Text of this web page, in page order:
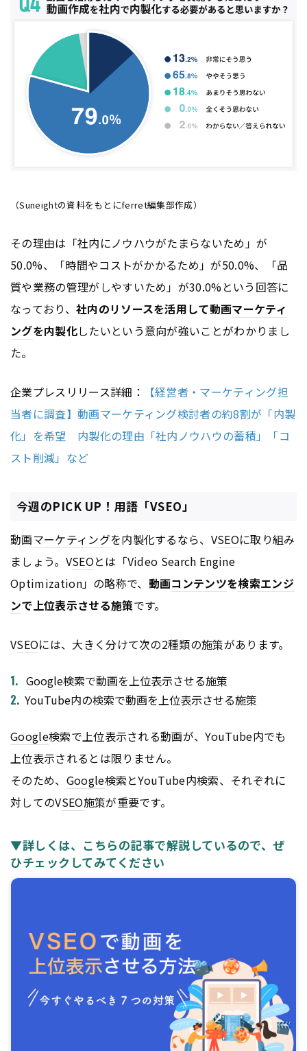
（Suneightの資料をもとにferret編集部作成）
その理由は「社内にノウハウがたまらないため」が
50.0%、「時間やコストがかかるため」が50.0%、「品
質や業務の管理がしやすいため」が30.0%という回答に
なっており、 社内のリソースを活用して動画マーケティ
ングを内製化したいという意向が強いことがわかりまし
た。
企業プレスリリース詳細：
【経営者・マーケティング担
当者に調査】動画マーケティング検討者の約8割が「内製
化」を希望 内製化の理由「社内ノウハウの蓄積」「コ
スト削減」など
今週のPICK UP！用語「VSEO」
動画マーケティングを内製化するなら、VSEOに取り組み
ましょう。VSEOとは「Video Search Engine
Optimization」の略称で、 動画コンテンツを検索エンジ
ンで上位表示させる施策です。
VSEOには、大きく分けて次の2種類の施策があります。
Google検索で動画を上位表示させる施策
YouTube内の検索で動画を上位表示させる施策
Google検索で上位表示される動画が、YouTube内でも
上位表示されるとは限りません。
そのため、 Google検索とYouTube内検索、それぞれに
対してのVSEO施策が重要です。
▼詳しくは、こちらの記事で解説しているので、ぜ
ひチェックしてみてください